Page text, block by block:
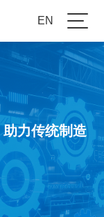
EN
力传统制造